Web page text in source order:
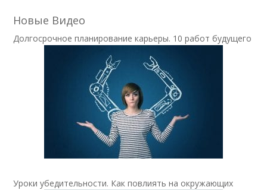
Новые Видео
Долгосрочное планирование карьеры. 10 работ будущего
Уроки убедительности. Как повлиять на окружающих